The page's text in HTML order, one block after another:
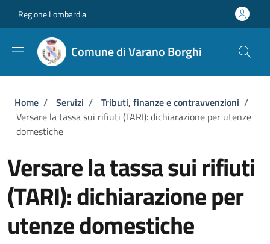
Regione Lombardia
Comune di Varano Borghi
Briciole di pane
Home / Servizi / Tributi, finanze e contravvenzioni /
Versare la tassa sui rifiuti (TARI): dichiarazione per utenze
domestiche
Versare la tassa sui rifiuti
(TARI): dichiarazione per
utenze domestiche